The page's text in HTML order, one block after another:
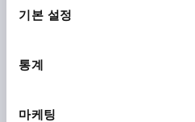
기본 설정
통계
마케팅
D2=32